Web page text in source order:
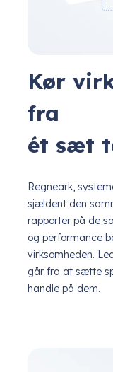
Kør
fra
ét sæt
Regneark,
sjældent den
rapporter på de
og performance
virksomheden.
går fra at sætte
handle på dem.